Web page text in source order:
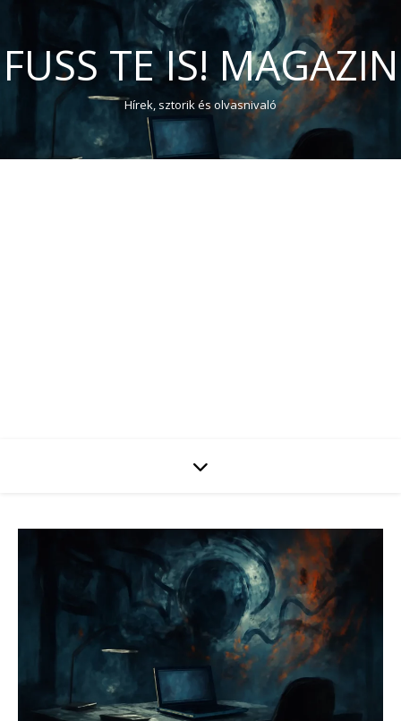
FUSS TE IS! MAGAZIN
Hírek, sztorik és olvasnivaló